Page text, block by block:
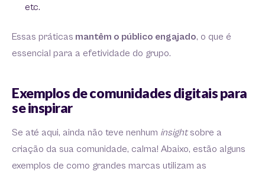
etc.
Essas práticas mantêm o público engajado, o que é
essencial para a efetividade do grupo.
Exemplos de comunidades digitais para
se inspirar
Se até aqui, ainda não teve nenhum insightsobre a
criação da sua comunidade, calma! Abaixo, estão alguns
exemplos de como grandes marcas utilizam as